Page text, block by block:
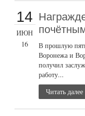
14
ИЮН
16
В прошлую
Воронежа и
получил
работу...
Читать далее